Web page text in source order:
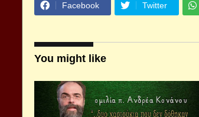
Facebook Twitter
You might like